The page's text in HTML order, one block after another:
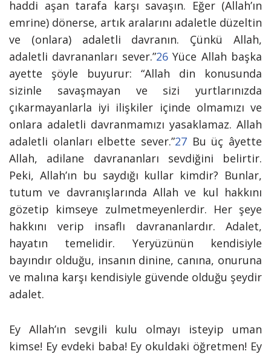
haddi aşan tarafa karşı savaşın. Eğer (Allah’ın
emrine) dönerse, artık aralarını adaletle düzeltin
ve (onlara) adaletli davranın. Çünkü Allah,
adaletli davrananları sever.”26Yüce Allah başka
ayette şöyle buyurur: “Allah din konusunda
sizinle savaşmayan ve sizi yurtlarınızda
çıkarmayanlarla iyi ilişkiler içinde olmamızı ve
onlara adaletli davranmamızı yasaklamaz. Allah
adaletli olanları elbette sever.”27 Bu üç âyette
Allah, adilane davrananları sevdiğini belirtir.
Peki, Allah’ın bu saydığı kullar kimdir? Bunlar,
tutum ve davranışlarında Allah ve kul hakkını
gözetip kimseye zulmetmeyenlerdir. Her şeye
hakkını verip insaflı davrananlardır. Adalet,
hayatın temelidir. Yeryüzünün kendisiyle
bayındır olduğu, insanın dinine, canına, onuruna
ve malına karşı kendisiyle güvende olduğu şeydir
adalet.
Ey Allah’ın sevgili kulu olmayı isteyip uman
kimse! Ey evdeki baba! Ey okuldaki öğretmen! Ey